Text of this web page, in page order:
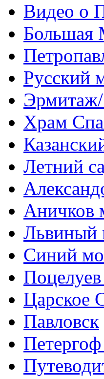
Видео о
Большая
Русский
Храм
Летний
Аничков
Львиный
Синий
Царское
Павловск